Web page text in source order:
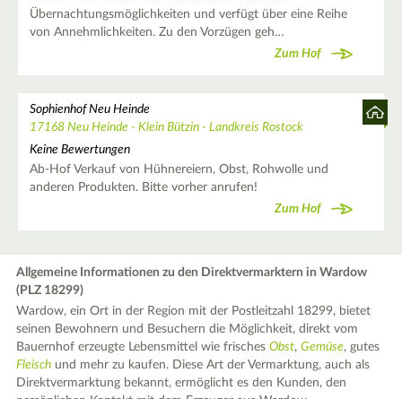
Übernachtungsmöglichkeiten und verfügt über eine Reihe
von Annehmlichkeiten. Zu den Vorzügen geh…
Zum Hof
Sophienhof Neu Heinde
17168 Neu Heinde - Klein Bützin - Landkreis Rostock
Keine Bewertungen
Ab-Hof Verkauf von Hühnereiern, Obst, Rohwolle und
anderen Produkten. Bitte vorher anrufen!
Zum Hof
Allgemeine Informationen zu den Direktvermarktern in Wardow
(PLZ 18299)
Wardow, ein Ort in der Region mit der Postleitzahl 18299, bietet
seinen Bewohnern und Besuchern die Möglichkeit, direkt vom
Bauernhof erzeugte Lebensmittel wie frischesObst,Gemüse, gutes
Fleisch und mehr zu kaufen. Diese Art der Vermarktung, auch als
Direktvermarktung bekannt, ermöglicht es den Kunden, den